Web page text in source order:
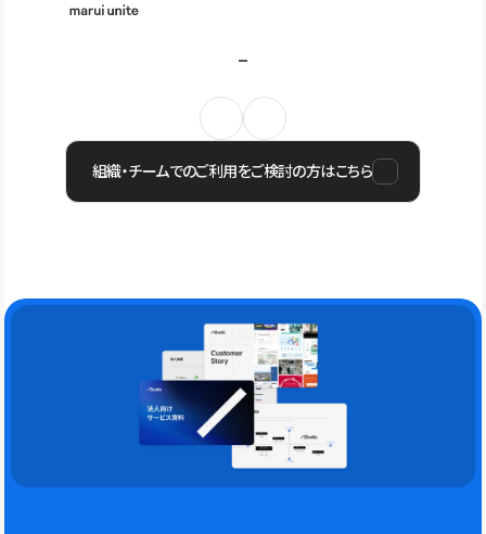
組織・チームでのご利用をご検討の方はこちら